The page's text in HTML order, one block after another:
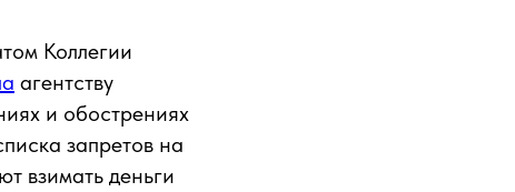
Коллегии
агентству
и обострениях
запретов на
взимать деньги